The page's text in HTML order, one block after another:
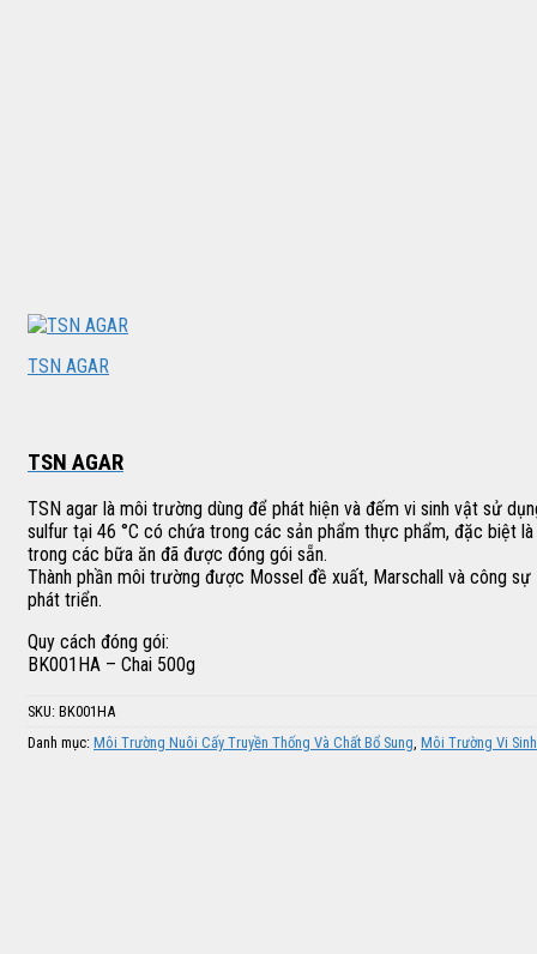
TSN AGAR
TSN AGAR
TSN agar là môi trường dùng để phát hiện và đếm vi sinh vật sử
sulfur tại 46 °C có chứa trong các sản phẩm thực phẩm, đặc biệt là
trong các bữa ăn đã được đóng gói sẵn.
Thành phần môi trường được Mossel đề xuất, Marschall và công sự
phát triển.
Quy cách đóng gói:
BK001HA – Chai 500g
SKU: BK001HA
Danh mục: Môi Trường Nuôi Cấy Truyền Thống Và Chất Bổ Sung, Môi Trường Vi Sinh